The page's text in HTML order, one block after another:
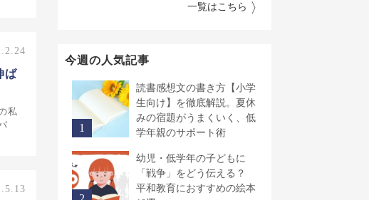
ば
私
一覧はこちら
今週の人気記事
読書感想文の書き方【小学
生向け】を徹底解説。夏休
みの宿題がうまくいく、低
学年親のサポート術
幼児・低学年の子どもに
「戦争」をどう伝える？
平和教育におすすめの絵本